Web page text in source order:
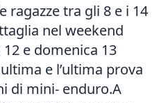
ragazze tra gli 8 e i 14
nel weekend
e domenica 13
e l’ultima prova
di mini- enduro.A